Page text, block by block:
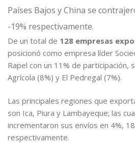
Países Bajos y China se
-19% respectivamente.
De un total de 128 empresas
posicionó como empresa líder
Rapel con un 11% de participación,
Agrícola (8%) y El Pedregal (7%).
Las principales regiones que
son Ica, Piura y Lambayeque; las
incrementaron sus envíos en 4%,
respectivamente.